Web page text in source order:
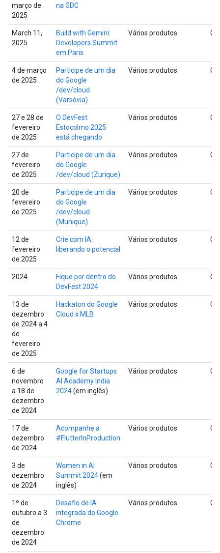
março de
2025
na GDC
March 11,
2025
Build with Gemini:
Developers Summit
em Paris
Vários produtos
4 de março
de 2025
Participe de um dia
do Google
/dev/cloud
(Varsóvia)
Vários produtos
27 e 28 de
fevereiro
de 2025
O DevFest
Estocolmo 2025
está chegando
Vários produtos
27 de
fevereiro
de 2025
Participe de um dia
do Google
/dev/cloud (Zurique)
Vários produtos
20 de
fevereiro
de 2025
Participe de um dia
do Google
/dev/cloud
(Munique)
Vários produtos
12 de
fevereiro
de 2025
Crie com IA:
liberando o potencial
Vários produtos
2024
Fique por dentro do
DevFest 2024
Vários produtos
13 de
dezembro
de 2024 a 4
de
fevereiro
de 2025
Hackaton do Google
Cloud x MLB
Vários produtos
6 de
novembro
a 18 de
dezembro
de 2024
Google for Startups
AI Academy India
2024(em inglês)
Vários produtos
17 de
dezembro
de 2024
Acompanhe a
#FlutterInProduction
Vários produtos
3 de
dezembro
de 2024
Women in AI
Summit 2024(em
inglês)
Vários produtos
1º de
outubro a 3
de
dezembro
de 2024
Desafio de IA
integrada do Google
Chrome
Vários produtos